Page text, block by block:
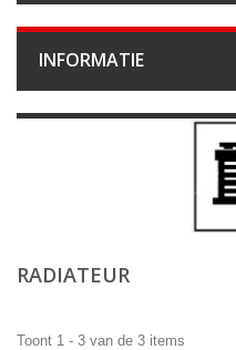
INFORMATIE
RADIATEUR
Toont 1 - 3 van de 3 items